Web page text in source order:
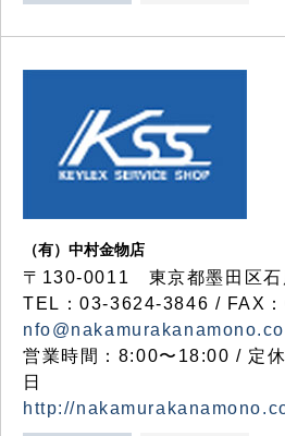
（有）中村金物店
〒130-0011 東京都墨田区
TEL：03-3624-3846 / FAX
営業時間：8:00〜18:00 / 定
日
http://